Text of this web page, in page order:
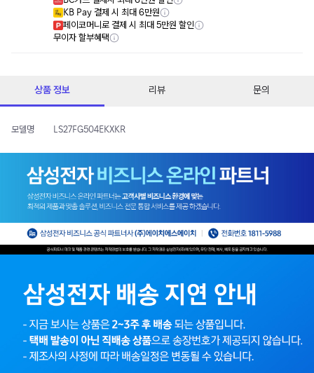
KB Pay 결제 시 최대 6만원
페이코머니로 결제 시 최대 5만원 할인
무이자 할부혜택
상품 정보 리뷰 문의
모델명 LS27FG504EKXKR